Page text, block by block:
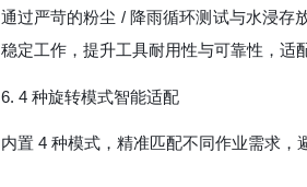
通过严苛的粉尘 / 降雨循环测试与水浸存
稳定工作，提升工具耐用性与可靠性，适
6. 4 种旋转模式智能适配
内置 4 种模式，精准匹配不同作业需求，